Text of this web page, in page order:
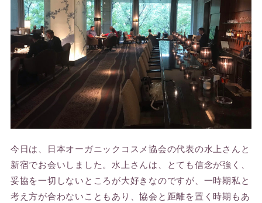
今日は、日本オーガニックコスメ協会の代表の水上さんと
新宿でお会いしました。水上さんは、とても信念が強く、
妥協を一切しないところが大好きなのですが、一時期私と
考え方が合わないこともあり、協会と距離を置く時期もあ